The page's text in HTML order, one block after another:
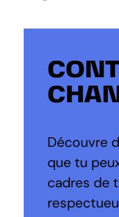
Découvre
que tu
cadres de